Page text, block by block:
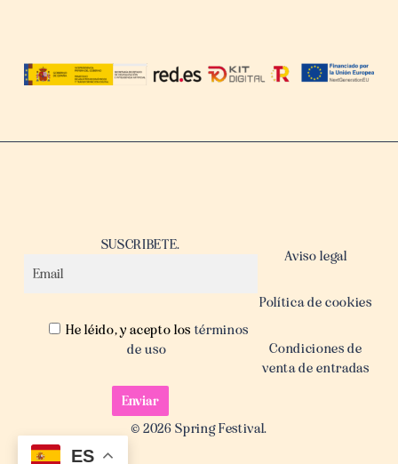
SUSCRIBETE.
He léido, y acepto los términos
de uso
Aviso legal
Política de cookies
Condiciones de
venta de entradas
© 2026 Spring Festival.
ES